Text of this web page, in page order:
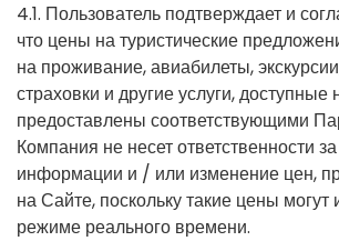
4.1. Пользователь подтверждает и
что цены на туристические
на проживание, авиабилеты,
страховки и другие услуги, доступные
предоставлены соответствующими
Компания не несет ответственности
информации и / или изменение цен,
на Сайте, поскольку такие цены могут
режиме реального времени.